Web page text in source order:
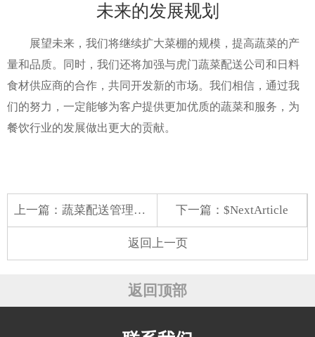
未来的发展规划
展望未来，我们将继续扩大菜棚的规模，提高蔬菜的产
量和品质。同时，我们还将加强与虎门蔬菜配送公司和日料
食材供应商的合作，共同开发新的市场。我们相信，通过我
们的努力，一定能够为客户提供更加优质的蔬菜和服务，为
餐饮行业的发展做出更大的贡献。
上一篇： 蔬菜配送管理：从食材源头到餐桌的品质保障 下一篇：$NextArticle
返回上一页
返回顶部